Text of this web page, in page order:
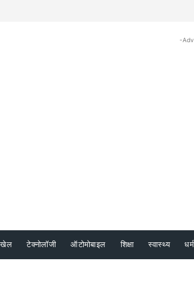
-
खेल टेक्नोलॉजी ऑटोमोबाइल शिक्षा स्वास्थ्य